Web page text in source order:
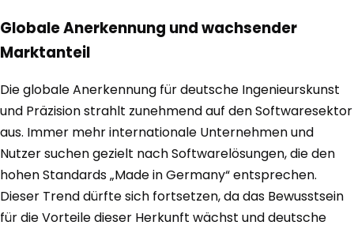
Globale Anerkennung und wachsender
Marktanteil
Die globale Anerkennung für deutsche Ingenieurskunst
und Präzision strahlt zunehmend auf den Softwaresektor
aus. Immer mehr internationale Unternehmen und
Nutzer suchen gezielt nach Softwarelösungen, die den
hohen Standards „Made in Germany“ entsprechen.
Dieser Trend dürfte sich fortsetzen, da das Bewusstsein
für die Vorteile dieser Herkunft wächst und deutsche